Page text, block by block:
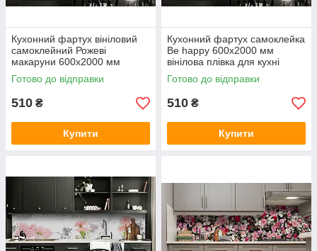
Кухонний фартух вініловий
самоклейний Рожеві
макаруни 600х2000 мм
плівка на стіну Happy Pocket
Z181396
Готово до відправки
510 ₴
Купити
Кухонний фартух самоклейка
Be happy 600х2000 мм
вінілова плівка для кухні
Happy Pocket Z181681
Готово до відправки
510 ₴
Купити